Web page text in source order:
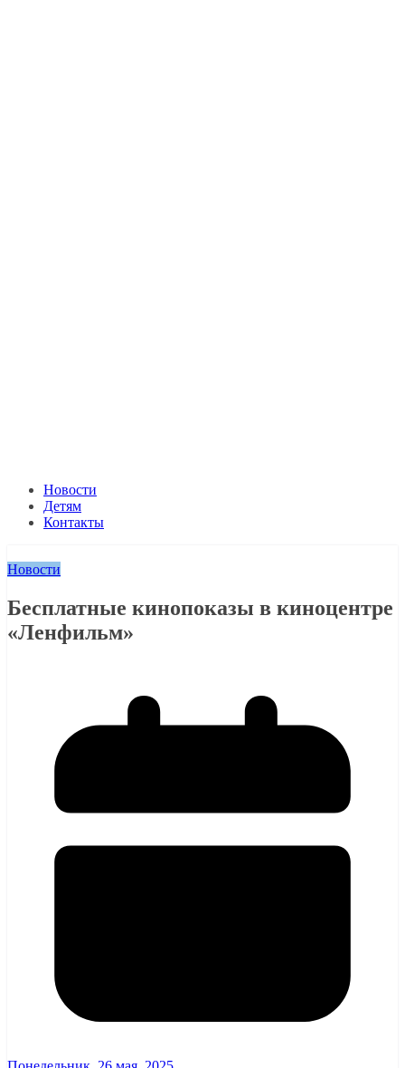
Новости
Детям
Контакты
Новости
Бесплатные кинопоказы в киноцентре
«Ленфильм»